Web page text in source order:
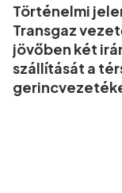
Történelmi
Transgaz
jövőben két
szállítását a